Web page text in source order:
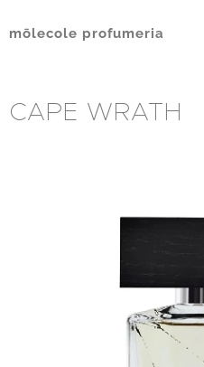
mōlecole profumeria
CAPE WRATH